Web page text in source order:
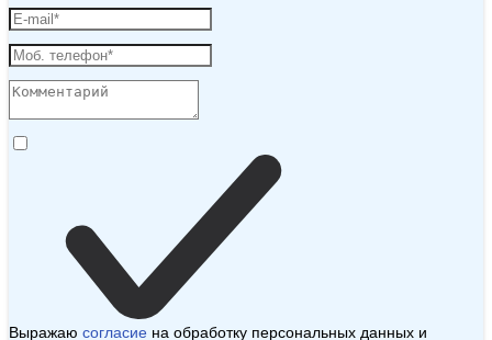
Выражаю согласие на обработку персональных данных и